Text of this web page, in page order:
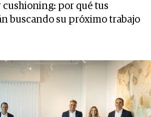
cushioning: por qué tus
buscando su próximo trabajo